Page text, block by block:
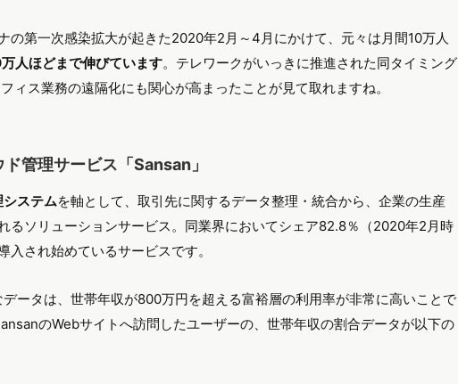
の第一次感染拡大が起きた2020年2月～4月にかけて、元々は月間10万人
人ほどまで伸びています。テレワークがいっきに推進された同タイミング
ィス業務の遠隔化にも関心が高まったことが見て取れますね。
管理サービス「Sansan」
ステムを軸として、取引先に関するデータ整理・統合から、企業の生産
るソリューションサービス。同業界においてシェア82.8％（2020年2月時
され始めているサービスです。
ータは、世帯年収が800万円を超える富裕層の利用率が非常に高いことで
のWebサイトへ訪問したユーザーの、世帯年収の割合データが以下の